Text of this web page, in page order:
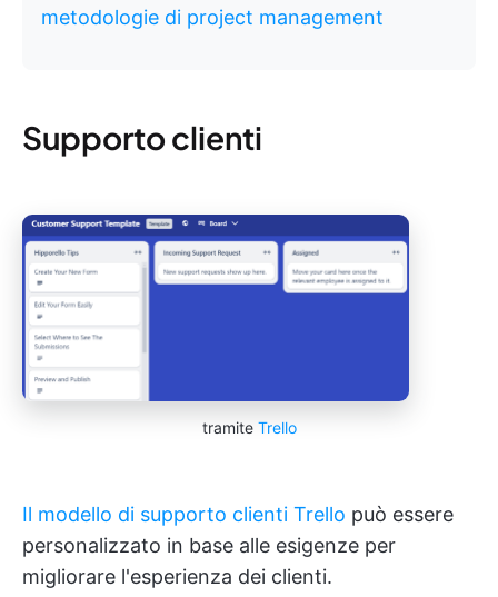
metodologie di project management
Supporto clienti
tramite Trello
Il modello di supporto clienti Trello può essere
personalizzato in base alle esigenze per
migliorare l'esperienza dei clienti.